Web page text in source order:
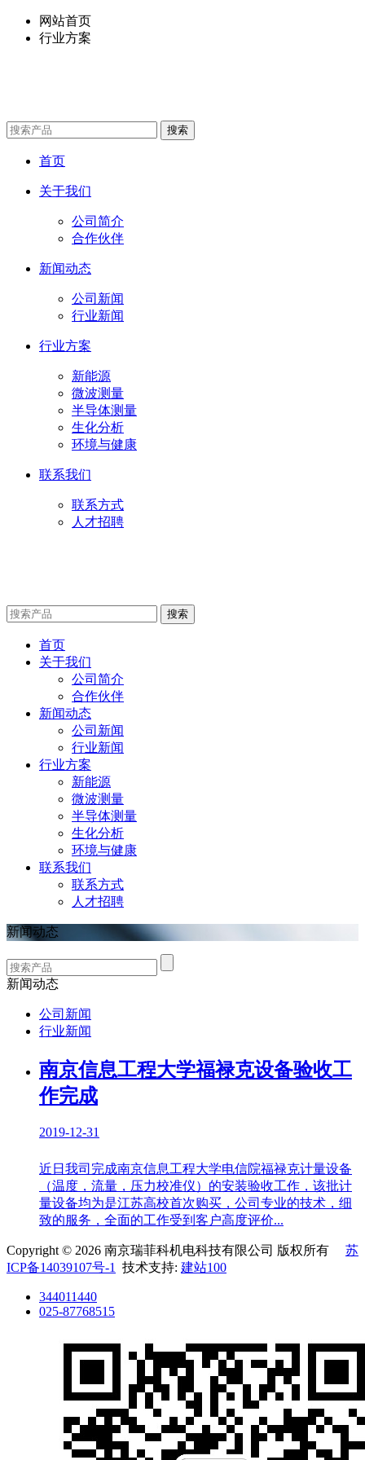
网站首页
行业方案
首页
关于我们
公司简介
合作伙伴
新闻动态
公司新闻
行业新闻
行业方案
新能源
微波测量
半导体测量
生化分析
环境与健康
联系我们
联系方式
人才招聘
首页
关于我们
公司简介
合作伙伴
新闻动态
公司新闻
行业新闻
行业方案
新能源
微波测量
半导体测量
生化分析
环境与健康
联系我们
联系方式
人才招聘
新闻动态
新闻动态
公司新闻
行业新闻
南京信息工程大学福禄克设备验收工
作完成
2019-12-31
近日我司完成南京信息工程大学电信院福禄克计量设备
（温度，流量，压力校准仪）的安装验收工作，该批计
量设备均为是江苏高校首次购买，公司专业的技术，细
致的服务，全面的工作受到客户高度评价...
Copyright © 2026 南京瑞菲科机电科技有限公司 版权所有 苏
ICP备14039107号-1
技术支持: 建站100
344011440
025-87768515